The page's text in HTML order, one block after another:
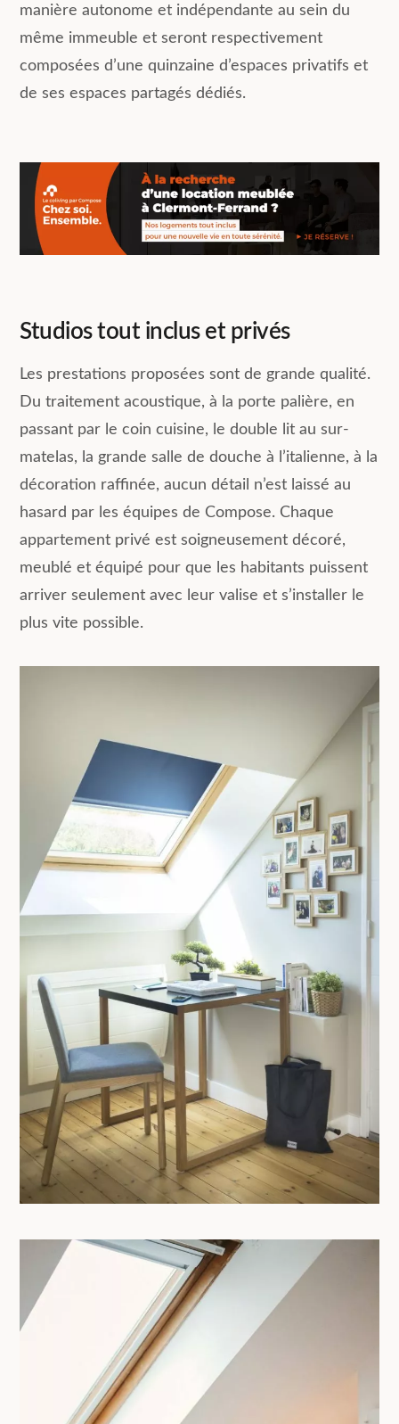
manière autonome et indépendante au sein du
même immeuble et seront respectivement
composées d’une quinzaine d’espaces privatifs et
de ses espaces partagés dédiés.
Studios tout inclus et privés
Les prestations proposées sont de grande qualité.
Du traitement acoustique, à la porte palière, en
passant par le coin cuisine, le double lit au sur-
matelas, la grande salle de douche à l’italienne, à la
décoration raffinée, aucun détail n’est laissé au
hasard par les équipes de Compose. Chaque
appartement privé est soigneusement décoré,
meublé et équipé pour que les habitants puissent
arriver seulement avec leur valise et s’installer le
plus vite possible.